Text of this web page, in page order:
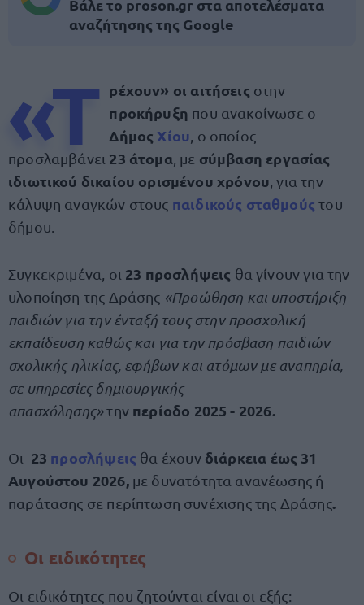
Βάλε το proson.gr στα αποτελέσματα
αναζήτησης της Google
«Τ ρέχουν» οι αιτήσεις στην
προκήρυξη που ανακοίνωσε ο
Δήμος Χίου , ο οποίος
προσλαμβάνει 23 άτομα , με σύμβαση εργασίας
ιδιωτικού δικαίου ορισμένου χρόνου , για την
κάλυψη αναγκών στους παιδικούς σταθμούς του
δήμου.
Συγκεκριμένα, οι 23 προσλήψεις θα γίνουν για την
υλοποίηση της Δράσης «Προώθηση και υποστήριξη
παιδιών για την ένταξή τους στην προσχολική
εκπαίδευση καθώς και για την πρόσβαση παιδιών
σχολικής ηλικίας, εφήβων και ατόμων με αναπηρία,
σε υπηρεσίες δημιουργικής
απασχόλησης»τηνπερίοδο 2025 - 2026.
Οι 23 προσλήψεις θα έχουν διάρκεια έως 31
Αυγούστου 2026,με δυνατότητα ανανέωσης ή
παράτασης σε περίπτωση συνέχισης της Δράσης.
Οι ειδικότητες
Οι ειδικότητες που ζητούνται είναι οι εξής: